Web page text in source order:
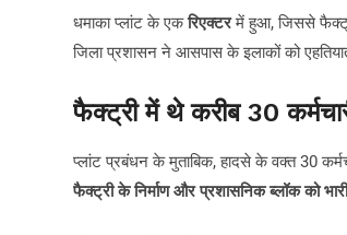
धमाका प्लांट के एकरिएक्टरमें हुआ, जिससे
जिला प्रशासन ने आसपास के इलाकों को
फैक्ट्री में थे करीब 30
प्लांट प्रबंधन के मुताबिक, हादसे के वक्त 30
फैक्ट्री के निर्माण और प्रशासनिक ब्लॉक को